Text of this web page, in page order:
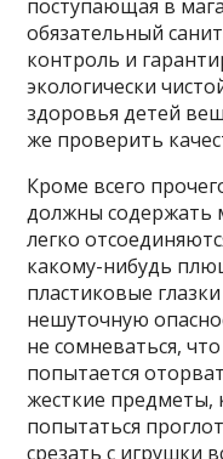
поступающая в
обязательный
контроль и
экологически
здоровья детей
же проверить
Кроме всего
должны содержать
легко
какому-нибудь
пластиковые
нешуточную
не сомневаться,
попытается
жесткие предметы,
попытаться
срезать с игрушки